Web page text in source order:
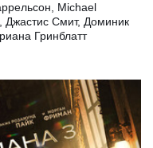
Michael
Смит, Доминик
Гринблатт